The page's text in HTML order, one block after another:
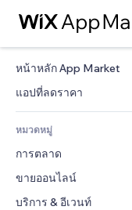
หน้าหลัก App Market
แอปที่ลดราคา
หมวดหมู่
การตลาด
โฆษณา
โทรศัพท์มือถือ
ขายออนไลน์
แอปสำหรับร้านค้า
บริการ & อีเวนท์